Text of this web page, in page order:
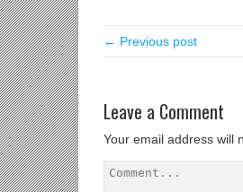
← Previous post
Leave a Comment
Your email address will